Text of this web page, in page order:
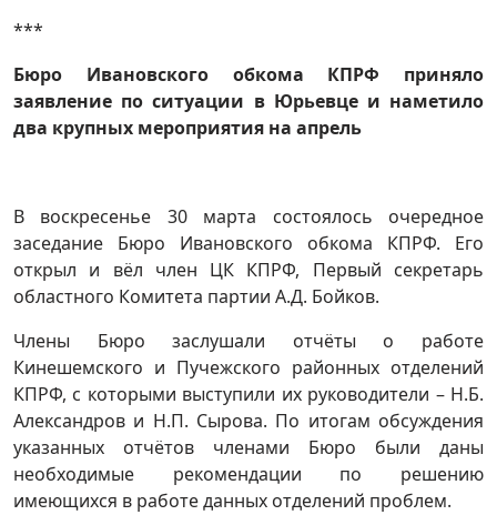
***
Бюро Ивановского обкома КПРФ приняло
заявление по ситуации в Юрьевце и наметило
два крупных мероприятия на апрель
В воскресенье 30 марта состоялось очередное
заседание Бюро Ивановского обкома КПРФ. Его
открыл и вёл член ЦК КПРФ, Первый секретарь
областного Комитета партии А.Д. Бойков.
Члены Бюро заслушали отчёты о работе
Кинешемского и Пучежского районных отделений
КПРФ, с которыми выступили их руководители – Н.Б.
Александров и Н.П. Сырова. По итогам обсуждения
указанных отчётов членами Бюро были даны
необходимые рекомендации по решению
имеющихся в работе данных отделений проблем.